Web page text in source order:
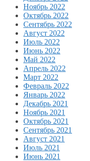
Ноябрь 2022
Октябрь 2022
Сентябрь 2022
Август 2022
Июль 2022
Июнь 2022
Май 2022
Апрель 2022
Март 2022
Февраль 2022
Январь 2022
Декабрь 2021
Ноябрь 2021
Октябрь 2021
Сентябрь 2021
Август 2021
Июль 2021
Июнь 2021